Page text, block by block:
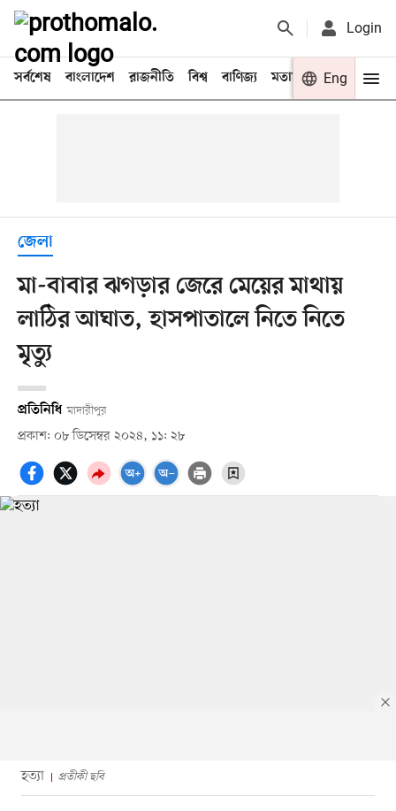
Login
সর্বশেষ বাংলাদেশ রাজনীতি বিশ্ব বাণিজ্য মতামত খেলা
Eng
জেলা
মা-বাবার ঝগড়ার জেরে মেয়ের মাথায়
লাঠির আঘাত, হাসপাতালে নিতে নিতে
মৃত্যু
প্রতিনিধি মাদারীপুর
প্রকাশ: ০৮ ডিসেম্বর ২০২৪, ১১: ২৮
হত্যা প্রতীকী ছবি